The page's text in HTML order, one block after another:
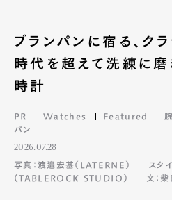
ブランパンに宿る、クラ
時代を超えて洗練に
時計
PR Watches Featured
パン
2026.07.28
写真：渡邉宏基（LATERNE）
スタ
（TABLEROCK STUDIO）
文：